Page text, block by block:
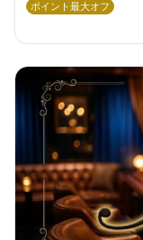
ポイント最大オフ